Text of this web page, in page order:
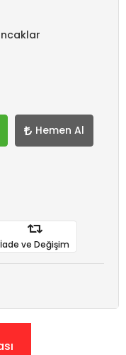
Hemen Al
İade ve Değişim